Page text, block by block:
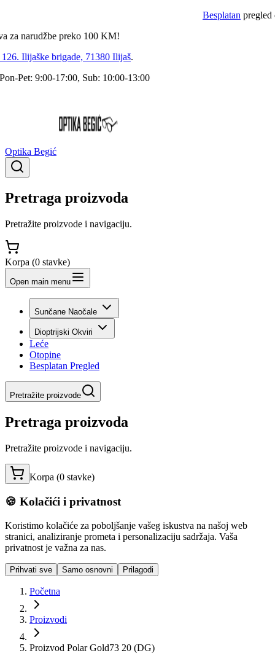
Besplatan pregled
narudžbe preko 100KM!
Ilijaške brigade, 71380 Ilijaš.
9:00-17:00, Sub: 10:00-13:00
Optika Begić
Pretraga proizvoda
Pretražite proizvode i navigaciju.
Korpa (0 stavke)
Open main menu
Sunčane Naočale
Dioptrijski Okviri
Leće
Otopine
Besplatan Pregled
Pretražite proizvode
Pretraga proizvoda
Pretražite proizvode i navigaciju.
Korpa (0 stavke)
🍪 Kolačići i privatnost
Koristimo kolačiće za poboljšanje vašeg iskustva na našoj web
stranici, analiziranje prometa i personalizaciju sadržaja. Vaša
privatnost je važna za nas.
Prihvati sve Samo osnovni Prilagodi
Početna
Proizvodi
Proizvod Polar Gold73 20 (DG)